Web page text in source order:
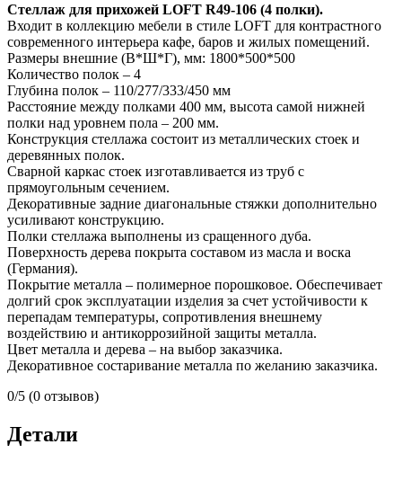
Стеллаж для прихожей LOFT R49-106 (4 полки).
Входит в коллекцию мебели в стиле LOFT для контрастного
современного интерьера кафе, баров и жилых помещений.
Размеры внешние (В*Ш*Г), мм: 1800*500*500
Количество полок – 4
Глубина полок – 110/277/333/450 мм
Расстояние между полками 400 мм, высота самой нижней
полки над уровнем пола – 200 мм.
Конструкция стеллажа состоит из металлических стоек и
деревянных полок.
Сварной каркас стоек изготавливается из труб с
прямоугольным сечением.
Декоративные задние диагональные стяжки дополнительно
усиливают конструкцию.
Полки стеллажа выполнены из сращенного дуба.
Поверхность дерева покрыта составом из масла и воска
(Германия).
Покрытие металла – полимерное порошковое. Обеспечивает
долгий срок эксплуатации изделия за счет устойчивости к
перепадам температуры, сопротивления внешнему
воздействию и антикоррозийной защиты металла.
Цвет металла и дерева – на выбор заказчика.
Декоративное состаривание металла по желанию заказчика.
0/5 (0 отзывов)
Детали